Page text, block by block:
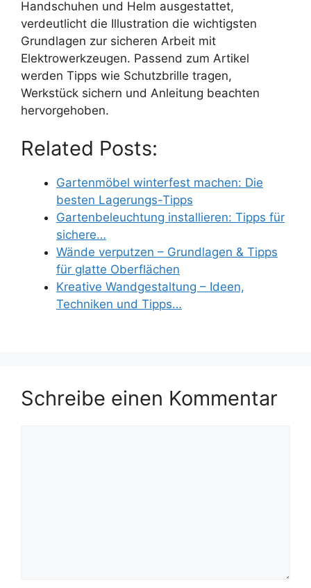
Handschuhen und Helm ausgestattet,
verdeutlicht die Illustration die wichtigsten
Grundlagen zur sicheren Arbeit mit
Elektrowerkzeugen. Passend zum Artikel
werden Tipps wie Schutzbrille tragen,
Werkstück sichern und Anleitung beachten
hervorgehoben.
Related Posts:
Gartenmöbel winterfest machen: Die
besten Lagerungs-Tipps
Gartenbeleuchtung installieren: Tipps für
sichere…
Wände verputzen – Grundlagen & Tipps
für glatte Oberflächen
Kreative Wandgestaltung – Ideen,
Techniken und Tipps…
Schreibe einen Kommentar